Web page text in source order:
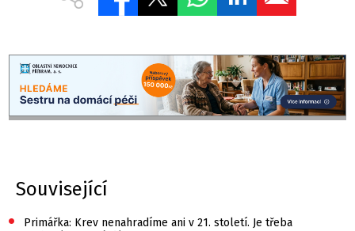
Související
•
Primářka: Krev nenahradíme ani v 21. století. Je třeba